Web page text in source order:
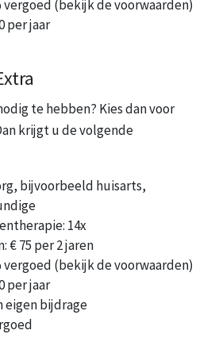
(bekijk de voorwaarden)
per jaar
te hebben? Kies dan voor
krijgt u de volgende
bijvoorbeeld huisarts,
14x
€ 75 per 2 jaren
(bekijk de voorwaarden)
per jaar
eigen bijdrage